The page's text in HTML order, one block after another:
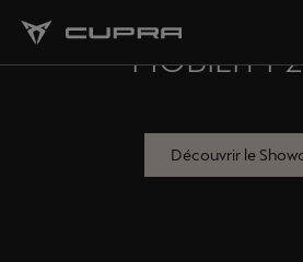
NO DRIVERS, NO
MOBILITY
Découvrir le